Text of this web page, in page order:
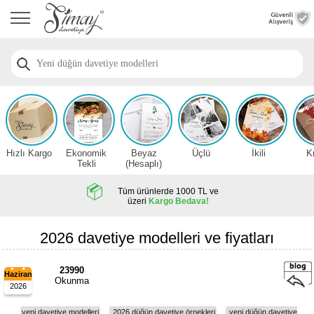
Anasayfa
Davetiye
Nişan
Davetiye
Modelleri
Davetiye
Zarfsız,
Hızlı Kargo
Ekonomik
Tekli
Beyaz
(Hesaplı)
Üçlü İkili
Tüm ürünlerde 1000 TL ve
üzeri Kargo Bedava!
2026 davetiye modelleri ve fiyatları
Haziran
2026
23990
Okunma
yeni davetiye modelleri 2026 düğün davetiye örnekleri
yeni düğün davetiye